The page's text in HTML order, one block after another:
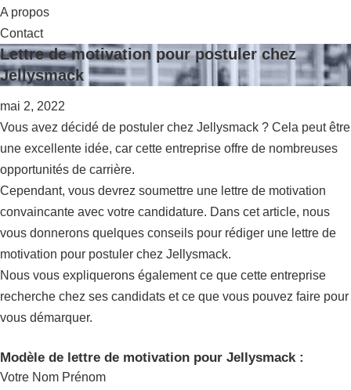
A propos
Contact
Lettre de motivation pour postuler chez
Jellysmack
mai 2, 2022
Vous avez décidé de postuler chez Jellysmack ? Cela peut être
une excellente idée, car cette entreprise offre de nombreuses
opportunités de carrière.
Cependant, vous devrez soumettre une lettre de motivation
convaincante avec votre candidature. Dans cet article, nous
vous donnerons quelques conseils pour rédiger une lettre de
motivation pour postuler chez Jellysmack.
Nous vous expliquerons également ce que cette entreprise
recherche chez ses candidats et ce que vous pouvez faire pour
vous démarquer.
Modèle de lettre de motivation pour Jellysmack :
Votre Nom Prénom